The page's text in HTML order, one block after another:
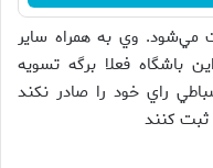
مي‌شود. وي به همراه ساير
باشگاه فعلا برگه تسويه
راي خود را صادر نكند
ثبت كنند